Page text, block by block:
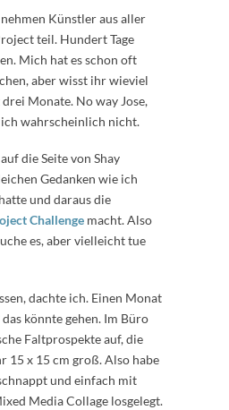
Künstler aus aller
teil. Hundert Tage
Mich hat es schon oft
aber wisst ihr wieviel
drei Monate. No way Jose,
wahrscheinlich nicht.
die Seite von Shay
Gedanken wie ich
und daraus die
Challenge macht. Also
es, aber vielleicht tue
dachte ich. Einen Monat
könnte gehen. Im Büro
Faltprospekte auf, die
15 x 15 cm groß. Also habe
und einfach mit
Media Collage losgelegt.